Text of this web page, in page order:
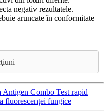
negativ rezultatele.
aruncate în conformitate
Antigen Combo Test rapid
fluorescenței fungice